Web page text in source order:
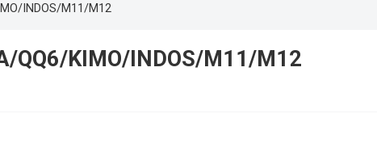
INDOS/M11/M12
QQ6/KIMO/INDOS/M11/M12